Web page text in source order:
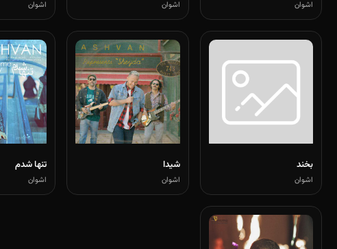
اشوان اشوان اشوان
بخند
اشوان
شیدا
اشوان
تنها شدم
اشوان